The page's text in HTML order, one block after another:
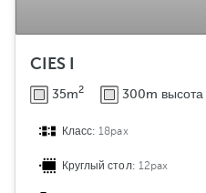
CIES I
35m2 300m высота
Класс:18pax
Круглый стол: 12pax